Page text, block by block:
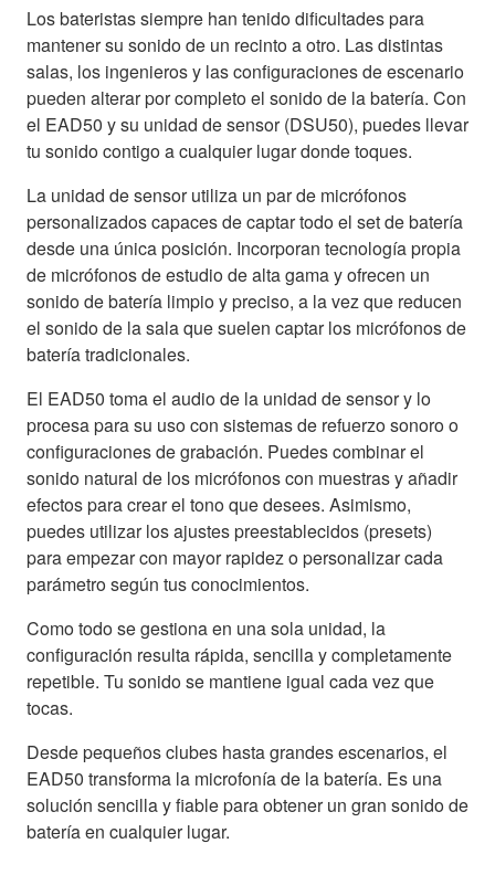
Los bateristas siempre han tenido dificultades para
mantener su sonido de un recinto a otro. Las distintas
salas, los ingenieros y las configuraciones de escenario
pueden alterar por completo el sonido de la batería. Con
el EAD50 y su unidad de sensor (DSU50), puedes llevar
tu sonido contigo a cualquier lugar donde toques.
La unidad de sensor utiliza un par de micrófonos
personalizados capaces de captar todo el set de batería
desde una única posición. Incorporan tecnología propia
de micrófonos de estudio de alta gama y ofrecen un
sonido de batería limpio y preciso, a la vez que reducen
el sonido de la sala que suelen captar los micrófonos de
batería tradicionales.
El EAD50 toma el audio de la unidad de sensor y lo
procesa para su uso con sistemas de refuerzo sonoro o
configuraciones de grabación. Puedes combinar el
sonido natural de los micrófonos con muestras y añadir
efectos para crear el tono que desees. Asimismo,
puedes utilizar los ajustes preestablecidos (presets)
para empezar con mayor rapidez o personalizar cada
parámetro según tus conocimientos.
Como todo se gestiona en una sola unidad, la
configuración resulta rápida, sencilla y completamente
repetible. Tu sonido se mantiene igual cada vez que
tocas.
Desde pequeños clubes hasta grandes escenarios, el
EAD50 transforma la microfonía de la batería. Es una
solución sencilla y fiable para obtener un gran sonido de
batería en cualquier lugar.